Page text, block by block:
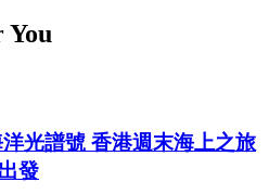
You
光譜號 香港週末海上之旅
發